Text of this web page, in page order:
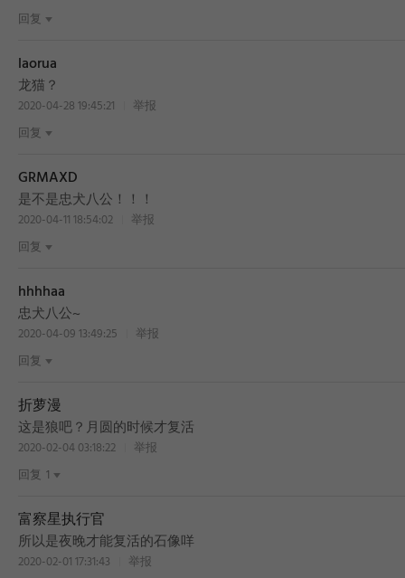
回复
laorua
龙猫？
2020-04-28 19:45:21
举报
回复
GRMAXD
是不是忠犬八公！！！
2020-04-11 18:54:02
举报
回复
hhhhaa
忠犬八公~
2020-04-09 13:49:25
举报
回复
折萝漫
这是狼吧？月圆的时候才复活
2020-02-04 03:18:22
举报
回复 1
富察星执行官
所以是夜晚才能复活的石像咩
2020-02-01 17:31:43 举报